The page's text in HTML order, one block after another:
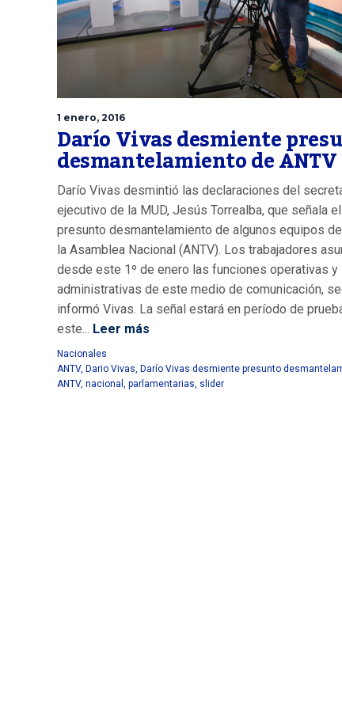
1 enero, 2016
Darío Vivas desmiente
desmantelamiento de ANTV
Darío Vivas desmintió las declaraciones del
ejecutivo de la MUD, Jesús Torrealba, que señala el
presunto desmantelamiento de algunos equipos
la Asamblea Nacional (ANTV). Los trabajadores
desde este 1º de enero las funciones operativas y
administrativas de este medio de comunicación,
informó Vivas. La señal estará en período de
este... Leer más
Nacionales
ANTV, Dario Vivas Darío Vivas desmiente presunto
ANTV, nacional parlamentarias slider